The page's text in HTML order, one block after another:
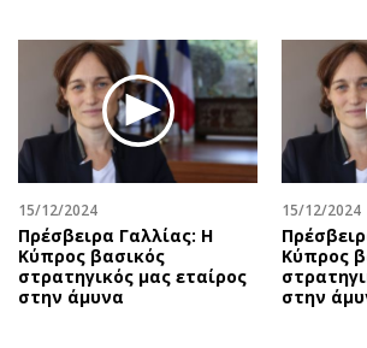
15/12/2024
Πρέσβειρα Γαλλίας: Η
Κύπρος βασικός
στρατηγικός μας εταίρος
στην άμυνα
15/12/2024
Κύπρος
στην